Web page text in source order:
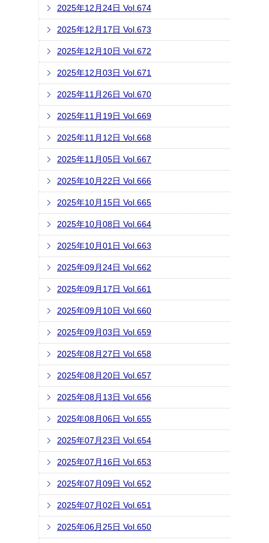
2025年12月24日 Vol.674
2025年12月17日 Vol.673
2025年12月10日 Vol.672
2025年12月03日 Vol.671
2025年11月26日 Vol.670
2025年11月19日 Vol.669
2025年11月12日 Vol.668
2025年11月05日 Vol.667
2025年10月22日 Vol.666
2025年10月15日 Vol.665
2025年10月08日 Vol.664
2025年10月01日 Vol.663
2025年09月24日 Vol.662
2025年09月17日 Vol.661
2025年09月10日 Vol.660
2025年09月03日 Vol.659
2025年08月27日 Vol.658
2025年08月20日 Vol.657
2025年08月13日 Vol.656
2025年08月06日 Vol.655
2025年07月23日 Vol.654
2025年07月16日 Vol.653
2025年07月09日 Vol.652
2025年07月02日 Vol.651
2025年06月25日 Vol.650